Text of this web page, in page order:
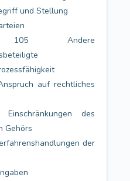
und Stellung
Andere
auf rechtliches
des
Gehörs
der